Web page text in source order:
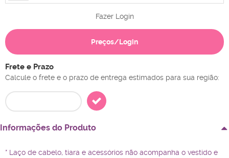
Fazer Login
Preços/Login
Frete e Prazo
Calcule o frete e o prazo de entrega estimados para sua região:
Informações do Produto
* Laço de cabelo, tiara e acessórios não acompanha o vestido e